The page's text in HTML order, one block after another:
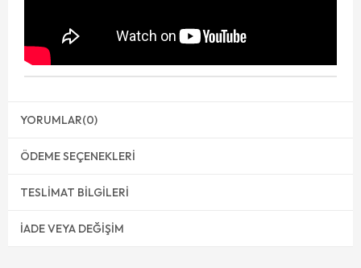
YORUMLAR(0)
ÖDEME SEÇENEKLERI
TESLIMAT BILGILERI
İADE VEYA DEĞIŞIM